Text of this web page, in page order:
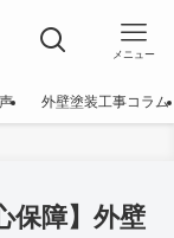
メニュー
外壁塗装工事コラム
保障】外壁